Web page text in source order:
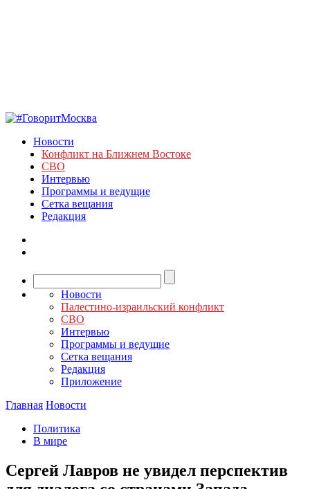
Новости
Конфликт на Ближнем Востоке
СВО
Интервью
Программы и ведущие
Сетка вещания
Редакция
Новости
Палестино-израильский конфликт
СВО
Интервью
Программы и ведущие
Сетка вещания
Редакция
Приложение
Главная Новости
Политика
В мире
Сергей Лавров не увидел перспектив